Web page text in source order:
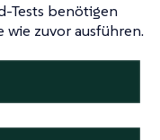
Tests benötigen
wie zuvor ausführen.